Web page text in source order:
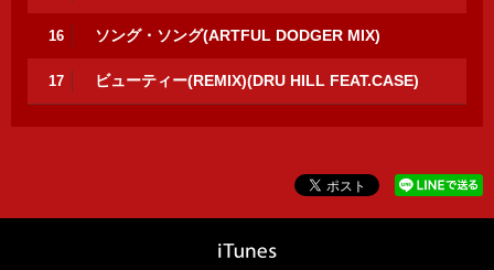
16 ソング・ソング(ARTFUL DODGER MIX)
17 ビューティー(REMIX)(DRU HILL FEAT.CASE)